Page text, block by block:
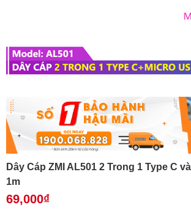
Dây Cáp ZMI AL501 2 Trong 1 Type C
1m
69,000₫